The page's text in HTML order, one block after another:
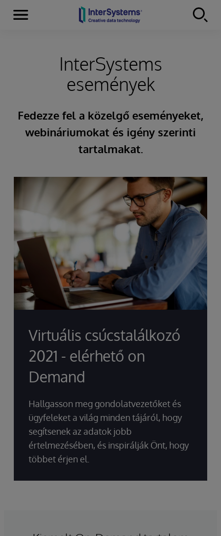
Skip to content
Menu
InterSystems
események
Fedezze fel a közelgő eseményeket,
webináriumokat és igény szerinti
tartalmakat.
Virtuális csúcstalálkozó
2021 - elérhető on
Demand
Hallgasson meg gondolatvezetőket és
ügyfeleket a világ minden tájáról, hogy
segítsenek az adatok jobb
értelmezésében, és inspirálják Önt, hogy
többet érjen el.